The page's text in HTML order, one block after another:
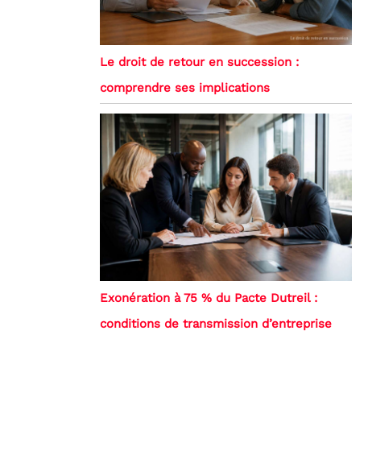
Le droit de retour en succession :
comprendre ses implications
Exonération à 75 % du Pacte Dutreil :
conditions de transmission d’entreprise